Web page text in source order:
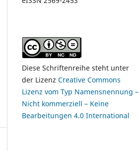
Diese Schriftenreihe steht unter
der Lizenz Creative Commons
Lizenz vom Typ Namensnennung –
Nicht kommerziell – Keine
Bearbeitungen 4.0 International